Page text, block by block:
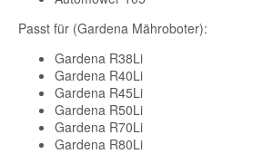
Passt für (Gardena Mähroboter):
Gardena R38Li
Gardena R40Li
Gardena R45Li
Gardena R50Li
Gardena R70Li
Gardena R80Li